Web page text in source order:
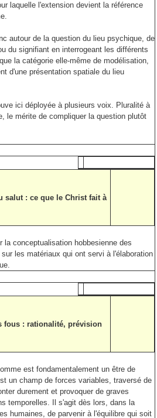
laquelle l'extension devient la référence
autour de la question du lieu psychique, de
du signifiant en interrogeant les différents
la catégorie elle-même de modélisation,
d'une présentation spatiale du lieu
ici déployée à plusieurs voix. Pluralité à
le mérite de compliquer la question plutôt
salut : ce que le Christ fait à
la conceptualisation hobbesienne des
les matériaux qui ont servi à l'élaboration
fous : rationalité, prévision
est fondamentalement un être de
un champ de forces variables, traversé de
durement et provoquer de graves
temporelles. Il s'agit dès lors, dans la
humaines, de parvenir à l'équilibre qui soit